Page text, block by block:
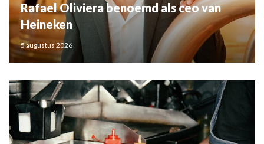
Rafael Oliviera benoemd als ceo van
Heineken
5 augustus 2026